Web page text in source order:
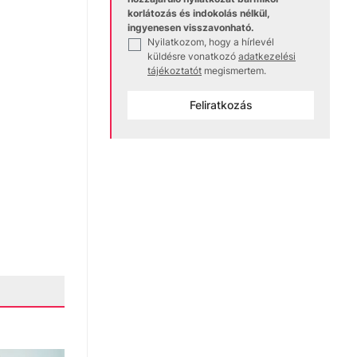
korlátozás és indokolás nélkül,
ingyenesen visszavonható.
Nyilatkozom, hogy a hírlevél
küldésre vonatkozó adatkezelési
tájékoztatót megismertem.
Feliratkozás